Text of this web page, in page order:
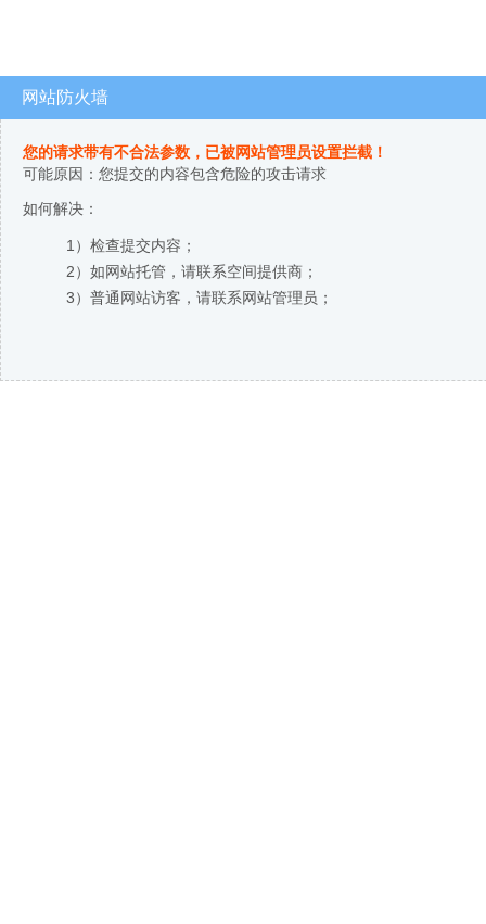
网站防火墙
您的请求带有不合法参数，已被网站管理员设置拦截！
可能原因：您提交的内容包含危险的攻击请求
如何解决：
1）检查提交内容；
2）如网站托管，请联系空间提供商；
3）普通网站访客，请联系网站管理员；